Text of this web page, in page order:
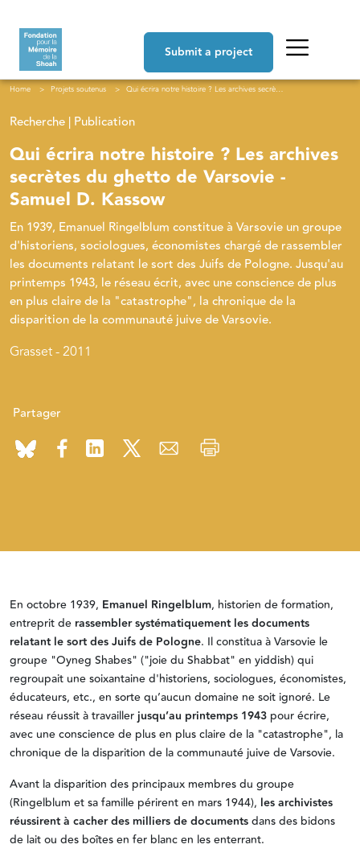
Submit a project
Breadcrumb
Home Projets soutenus Qui écrira notre histoire ? Les archives secrètes du ghetto de Varsovie - Samuel D. Kassow
Recherche | Publication
Qui écrira notre histoire ? Les archives
secrètes du ghetto de Varsovie -
Samuel D. Kassow
En 1939, Emanuel Ringelblum constitue à Varsovie un groupe
d'historiens, sociologues, économistes chargé de rassembler
les documents relatant le sort des Juifs de Pologne. Jusqu'au
printemps 1943, le réseau écrit, avec une conscience de plus
en plus claire de la "catastrophe", la chronique de la
disparition de la communauté juive de Varsovie.
Grasset - 2011
Partager
En octobre 1939, Emanuel Ringelblum, historien de formation,
entreprit de rassembler systématiquement les documents
relatant le sort des Juifs de Pologne. Il constitua à Varsovie le
groupe "Oyneg Shabes" ("joie du Shabbat" en yiddish) qui
regroupait une soixantaine d'historiens, sociologues, économistes,
éducateurs, etc., en sorte qu’aucun domaine ne soit ignoré. Le
réseau réussit à travailler jusqu’au printemps 1943 pour écrire,
avec une conscience de plus en plus claire de la "catastrophe", la
chronique de la disparition de la communauté juive de Varsovie.
Avant la disparition des principaux membres du groupe
(Ringelblum et sa famille périrent en mars 1944), les archivistes
réussirent à cacher des milliers de documentsdans des bidons
de lait ou des boîtes en fer blanc en les enterrant.